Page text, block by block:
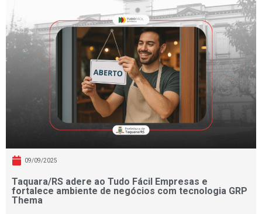
09/09/2025
Taquara/RS adere ao Tudo Fácil Empresas e
fortalece ambiente de negócios com tecnologia GRP
Thema